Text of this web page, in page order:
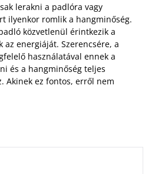
lerakni a padlóra vagy
ilyenkor romlik a hangminőség.
közvetlenül érintkezik a
az energiáját. Szerencsére, a
használatával ennek a
és a hangminőség teljes
Akinek ez fontos, erről nem